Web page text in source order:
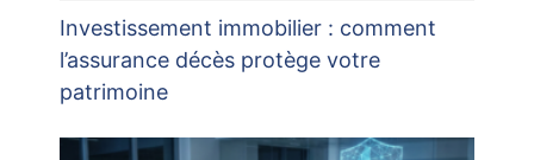
Investissement immobilier : comment
l’assurance décès protège votre
patrimoine